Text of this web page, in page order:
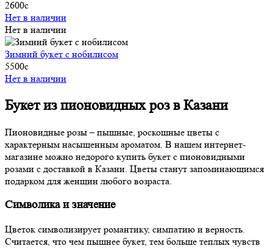
2600c
Нет в наличии
Нет в наличии
Зимний букет с нобилисом
5500c
Нет в наличии
Букет из пионовидных роз в Казани
Пионовидные розы – пышные, роскошные цветы с
характерным насыщенным ароматом. В нашем интернет-
магазине можно недорого купить букет с пионовидными
розами с доставкой в Казани. Цветы станут запоминающимся
подарком для женщин любого возраста.
Символика и значение
Цветок символизирует романтику, симпатию и верность.
Считается, что чем пышнее букет, тем больше теплых чувств